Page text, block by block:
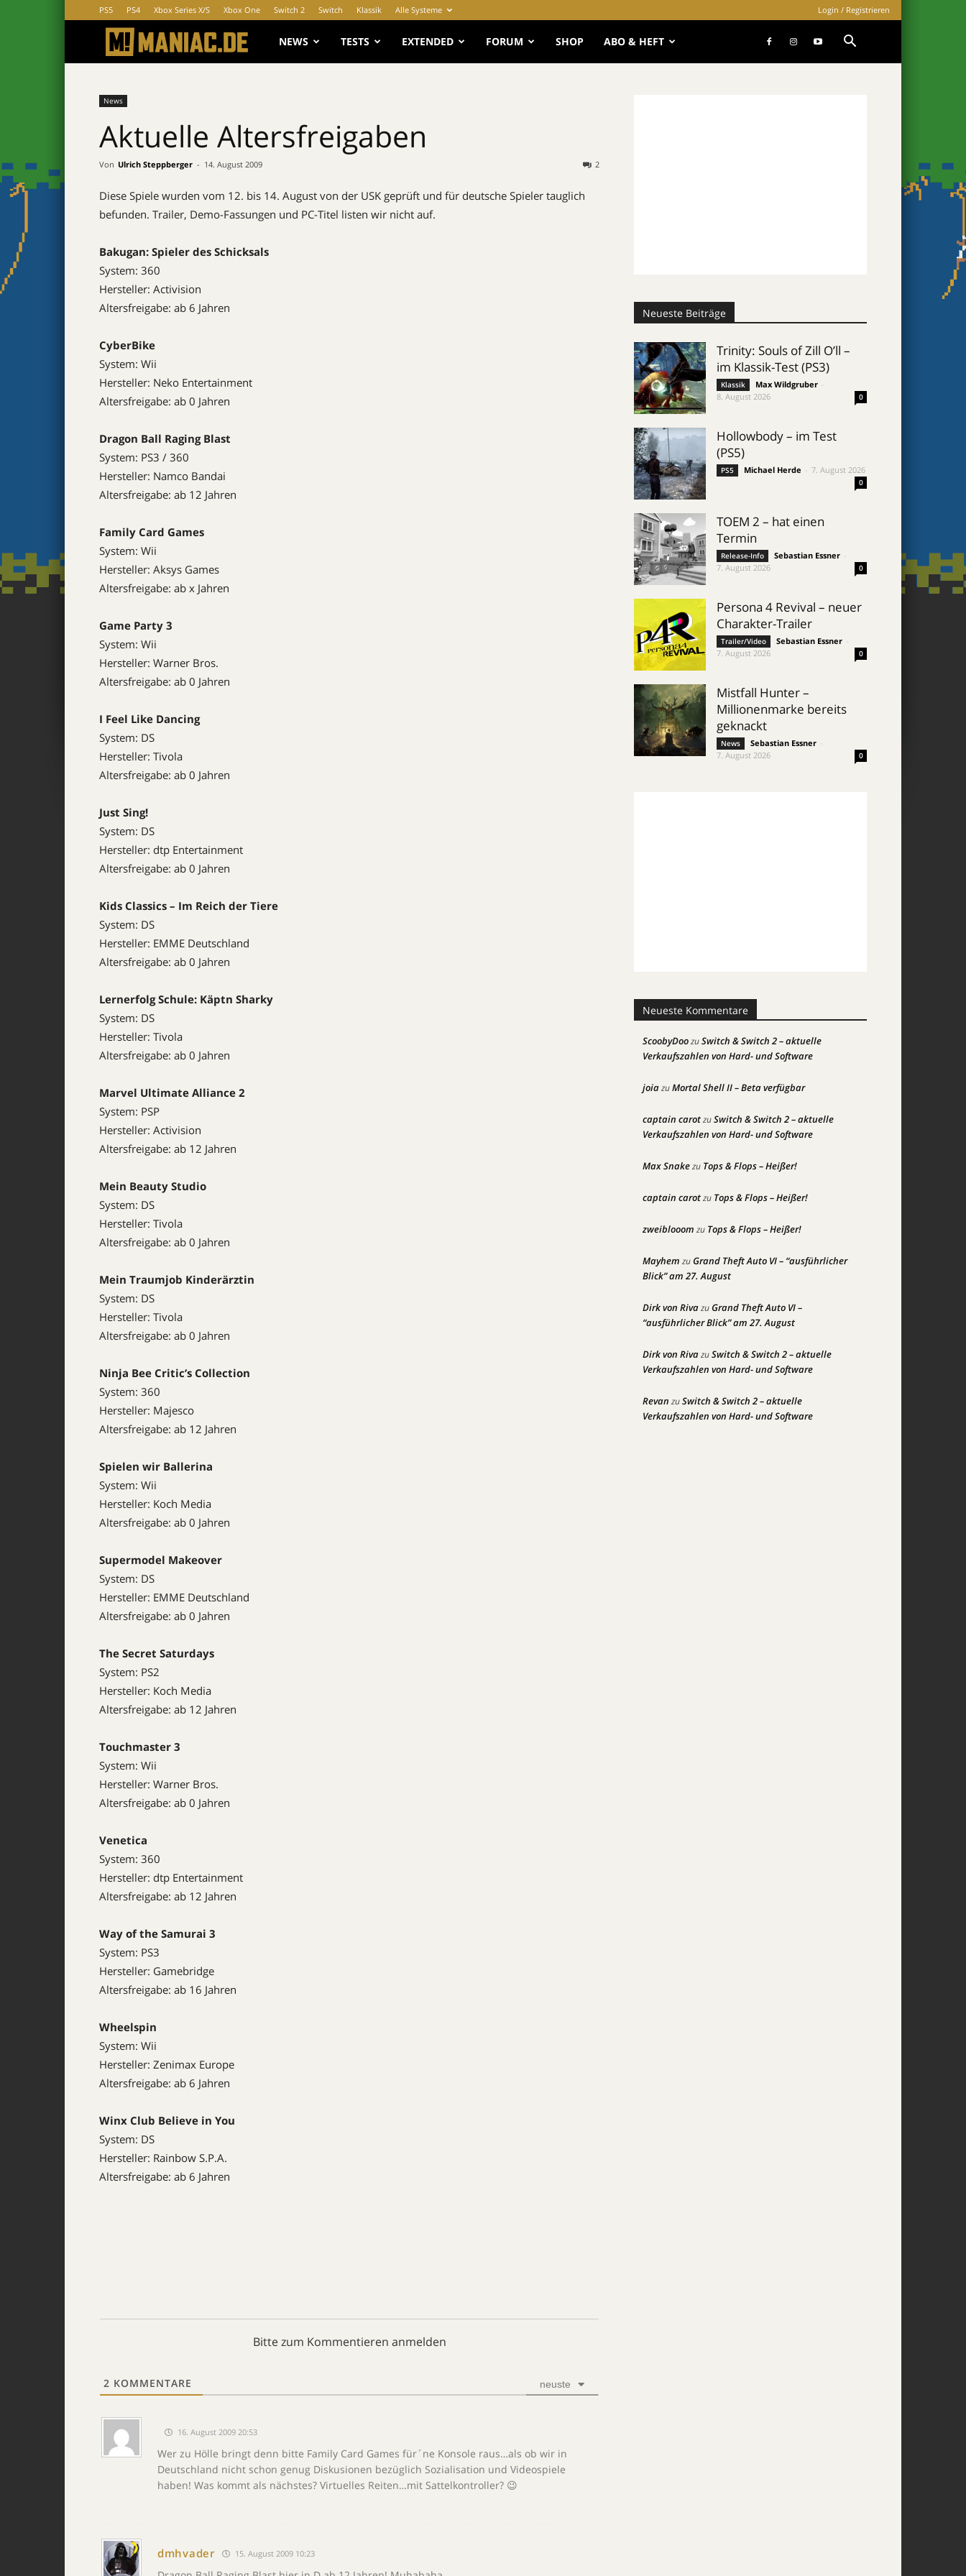
PS5 PS4 Xbox Series X/S Xbox One Switch 2 Switch Klassik Alle Systeme Login / Registrieren
MANIAC.de
NEWS TESTS EXTENDED FORUM SHOP ABO & HEFT
News
Aktuelle Altersfreigaben
Von Ulrich Steppberger - 14. August 2009 2
Diese Spiele wurden vom 12. bis 14. August von der USK geprüft und für deutsche Spieler tauglich
befunden. Trailer, Demo-Fassungen und PC-Titel listen wir nicht auf.
Bakugan: Spieler des Schicksals
System: 360
Hersteller: Activision
Altersfreigabe: ab 6 Jahren
CyberBike
System: Wii
Hersteller: Neko Entertainment
Altersfreigabe: ab 0 Jahren
Dragon Ball Raging Blast
System: PS3 / 360
Hersteller: Namco Bandai
Altersfreigabe: ab 12 Jahren
Family Card Games
System: Wii
Hersteller: Aksys Games
Altersfreigabe: ab x Jahren
Game Party 3
System: Wii
Hersteller: Warner Bros.
Altersfreigabe: ab 0 Jahren
I Feel Like Dancing
System: DS
Hersteller: Tivola
Altersfreigabe: ab 0 Jahren
Just Sing!
System: DS
Hersteller: dtp Entertainment
Altersfreigabe: ab 0 Jahren
Kids Classics – Im Reich der Tiere
System: DS
Hersteller: EMME Deutschland
Altersfreigabe: ab 0 Jahren
Lernerfolg Schule: Käptn Sharky
System: DS
Hersteller: Tivola
Altersfreigabe: ab 0 Jahren
Marvel Ultimate Alliance 2
System: PSP
Hersteller: Activision
Altersfreigabe: ab 12 Jahren
Mein Beauty Studio
System: DS
Hersteller: Tivola
Altersfreigabe: ab 0 Jahren
Mein Traumjob Kinderärztin
System: DS
Hersteller: Tivola
Altersfreigabe: ab 0 Jahren
Ninja Bee Critic’s Collection
System: 360
Hersteller: Majesco
Altersfreigabe: ab 12 Jahren
Spielen wir Ballerina
System: Wii
Hersteller: Koch Media
Altersfreigabe: ab 0 Jahren
Supermodel Makeover
System: DS
Hersteller: EMME Deutschland
Altersfreigabe: ab 0 Jahren
The Secret Saturdays
System: PS2
Hersteller: Koch Media
Altersfreigabe: ab 12 Jahren
Touchmaster 3
System: Wii
Hersteller: Warner Bros.
Altersfreigabe: ab 0 Jahren
Venetica
System: 360
Hersteller: dtp Entertainment
Altersfreigabe: ab 12 Jahren
Way of the Samurai 3
System: PS3
Hersteller: Gamebridge
Altersfreigabe: ab 16 Jahren
Wheelspin
System: Wii
Hersteller: Zenimax Europe
Altersfreigabe: ab 6 Jahren
Winx Club Believe in You
System: DS
Hersteller: Rainbow S.P.A.
Altersfreigabe: ab 6 Jahren
Bitte zum Kommentieren anmelden
2 KOMMENTARE neuste
16. August 2009 20:53
Wer zu Hölle bringt denn bitte Family Card Games für´ne Konsole raus…als ob wir in
Deutschland nicht schon genug Diskusionen bezüglich Sozialisation und Videospiele
haben! Was kommt als nächstes? Virtuelles Reiten…mit Sattelkontroller? 😉
dmhvader 15. August 2009 10:23
Neueste Beiträge
Trinity: Souls of Zill O’ll –
im Klassik-Test (PS3)
Klassik Max Wildgruber
8. August 2026
0
Hollowbody – im Test
(PS5)
PS5 Michael Herde 7. August 2026
0
TOEM 2 – hat einen
Termin
Release-Info Sebastian Essner
7. August 2026
0
Persona 4 Revival – neuer
Charakter-Trailer
Trailer/Video Sebastian Essner
7. August 2026
0
Mistfall Hunter –
Millionenmarke bereits
geknackt
News Sebastian Essner
7. August 2026
0
Neueste Kommentare
ScoobyDoozuSwitch & Switch 2 – aktuelle
Verkaufszahlen von Hard- und Software
joiazuMortal Shell II – Beta verfügbar
captain carotzuSwitch & Switch 2 – aktuelle
Verkaufszahlen von Hard- und Software
Max Snakezu Tops & Flops – Heißer!
captain carotzu Tops & Flops – Heißer!
zweiblooom zu Tops & Flops – Heißer!
Mayhem zuGrand Theft Auto VI – “ausführlicher
Blick” am 27. August
Dirk von RivazuGrand Theft Auto VI –
“ausführlicher Blick” am 27. August
Dirk von RivazuSwitch & Switch 2 – aktuelle
Verkaufszahlen von Hard- und Software
Revan zuSwitch & Switch 2 – aktuelle
Verkaufszahlen von Hard- und Software